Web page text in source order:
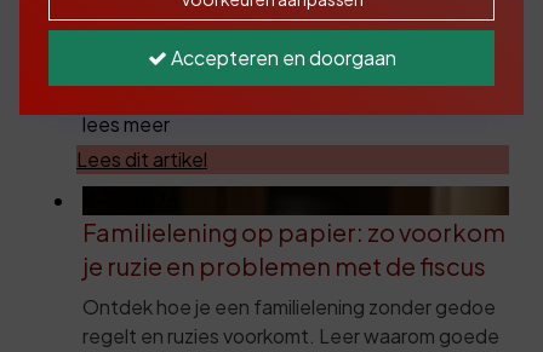
waarom een bouwdepot een cruciale rol speelt
en hoe je zonder onverwachte financiële
tegenvallers je plannen kunt realiseren.
lees meer
Lees dit artikel
Familielening op papier: zo voorkom
je ruzie en problemen met de fiscus
Ontdek hoe je een familielening zonder gedoe
regelt en ruzies voorkomt. Leer waarom goede
Accepteren en doorgaan